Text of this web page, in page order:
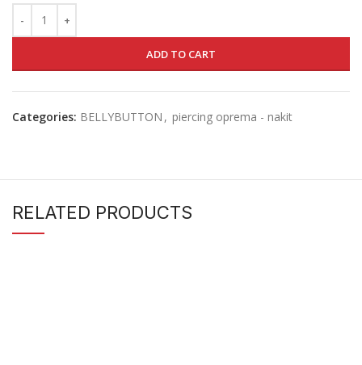
ADD TO CART
Categories: BELLYBUTTON , piercing oprema - nakit
RELATED PRODUCTS